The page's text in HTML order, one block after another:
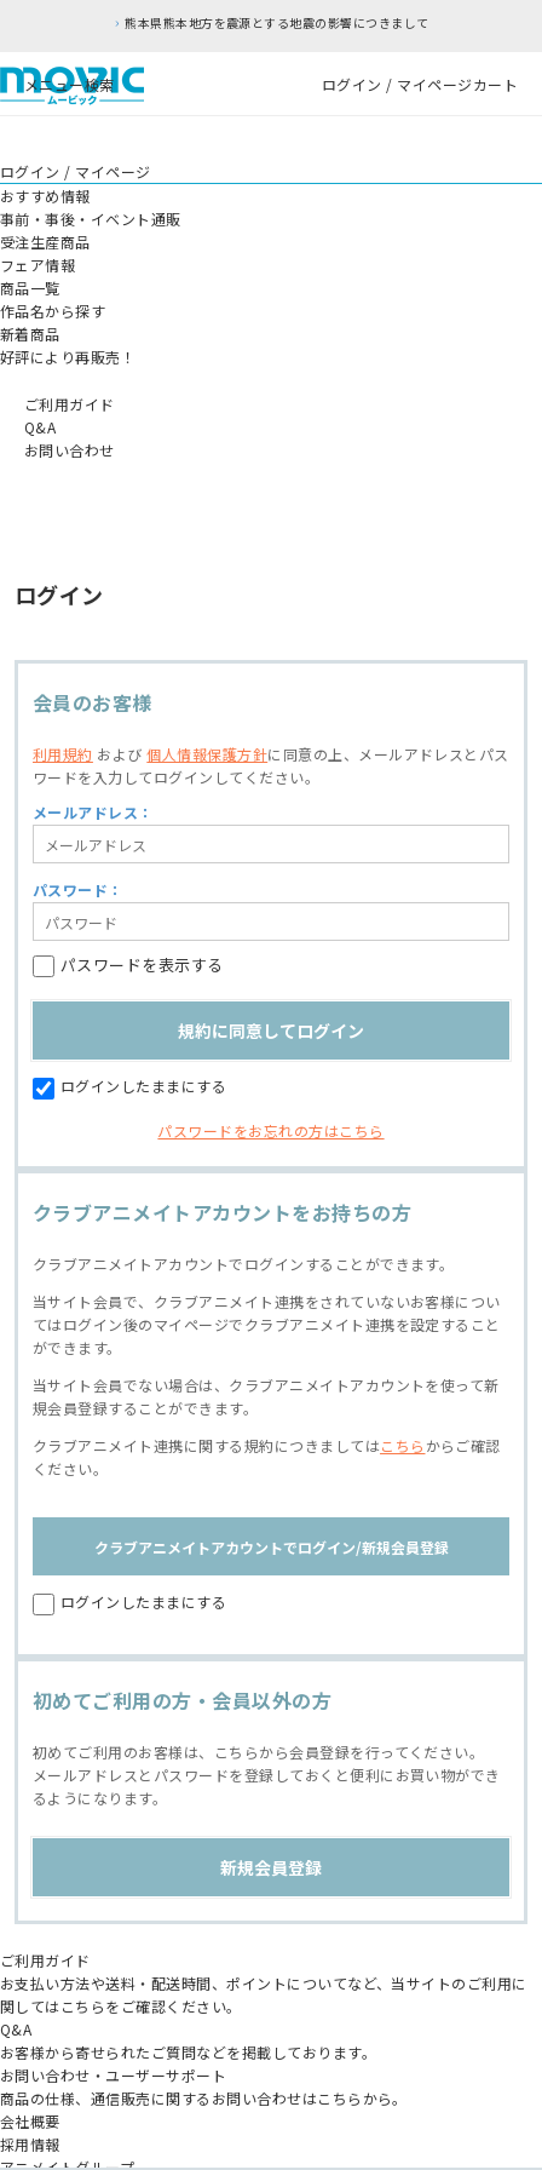
熊本県熊本地方を震源とする地震の影響につきまして
メニュー検索 ログイン / マイページカート
ログイン / マイページ
おすすめ情報
事前・事後・イベント通販
受注生産商品
フェア情報
商品一覧
作品名から探す
新着商品
好評により再販売！
ご利用ガイド
Q&A
お問い合わせ
ログイン
会員のお客様
利用規約 および個人情報保護方針に同意の上、
メールアドレスとパス
ワードを入力してログインしてください。
メールアドレス：
パスワード：
パスワードを表示する
ログインしたままにする
パスワードをお忘れの方はこちら
クラブアニメイトアカウントをお持ちの方
クラブアニメイトアカウントでログインすることができます。
当サイト会員で、クラブアニメイト連携をされていないお客様につい
てはログイン後のマイページでクラブアニメイト連携を設定すること
ができます。
当サイト会員でない場合は、クラブアニメイトアカウントを使って新
規会員登録することができます。
クラブアニメイト連携に関する規約につきましてはこちら からご確認
ください。
クラブアニメイトアカウントでログイン/新規会員登録
ログインしたままにする
初めてご利用の方・会員以外の方
初めてご利用のお客様は、こちらから会員登録を行ってください。
メールアドレスとパスワードを登録しておくと便利にお買い物ができ
るようになります。
ご利用ガイド
お支払い方法や送料・配送時間、ポイントについてなど、当サイトのご利用に
関してはこちらをご確認ください。
Q&A
お客様から寄せられたご質問などを掲載しております。
お問い合わせ・ユーザーサポート
商品の仕様、通信販売に関するお問い合わせはこちらから。
会社概要
採用情報